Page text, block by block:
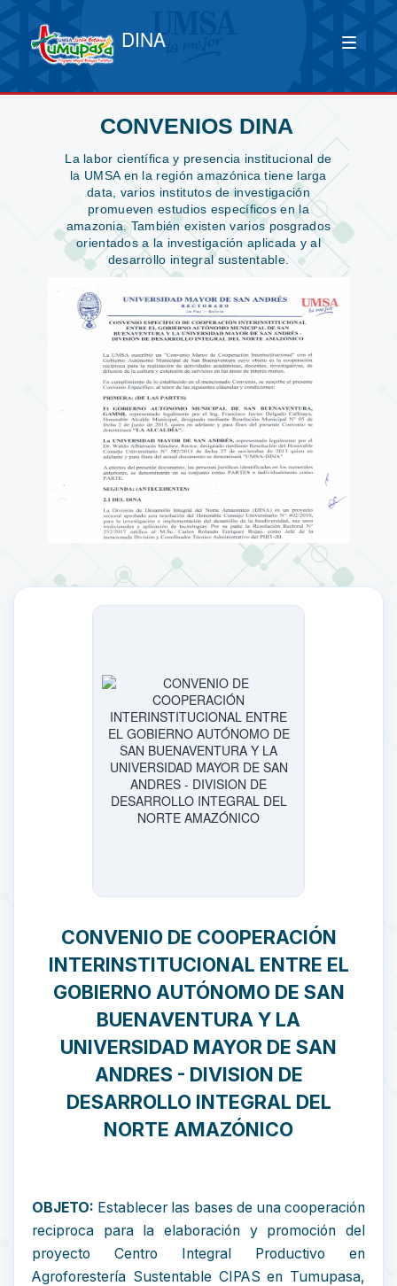
DINA
CONVENIOS DINA
La labor científica y presencia institucional de
la UMSA en la región amazónica tiene larga
data, varios institutos de investigación
promueven estudios específicos en la
amazonia. También existen varios posgrados
orientados a la investigación aplicada y al
desarrollo integral sustentable.
CONVENIO DE COOPERACIÓN
INTERINSTITUCIONAL ENTRE EL
GOBIERNO AUTÓNOMO DE SAN
BUENAVENTURA Y LA
UNIVERSIDAD MAYOR DE SAN
ANDRES - DIVISION DE
DESARROLLO INTEGRAL DEL
NORTE AMAZÓNICO
OBJETO: Establecer las bases de una cooperación
reciproca para la elaboración y promoción del
proyecto Centro Integral Productivo en
Agroforestería Sustentable CIPAS en Tumupasa,